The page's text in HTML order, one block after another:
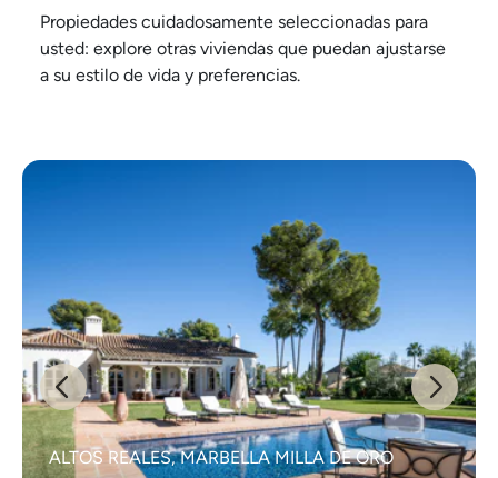
Propiedades cuidadosamente seleccionadas para
usted: explore otras viviendas que puedan ajustarse
a su estilo de vida y preferencias.
ALTOS REALES, MARBELLA MILLA DE ORO